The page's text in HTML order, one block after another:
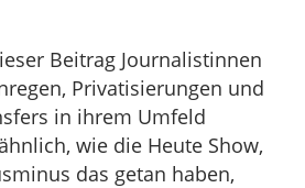
Beitrag Journalistinnen
Privatisierungen und
in ihrem Umfeld
wie die Heute Show,
das getan haben,